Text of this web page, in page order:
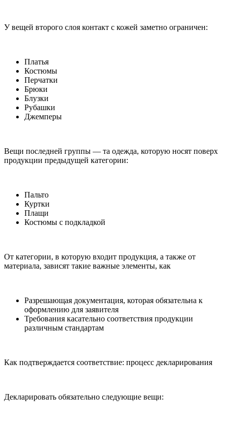
У вещей второго слоя контакт с кожей заметно ограничен:
Платья
Костюмы
Перчатки
Брюки
Блузки
Рубашки
Джемперы
Вещи последней группы — та одежда, которую носят поверх
продукции предыдущей категории:
Пальто
Куртки
Плащи
Костюмы с подкладкой
От категории, в которую входит продукция, а также от
материала, зависят такие важные элементы, как
Разрешающая документация, которая обязательна к
оформлению для заявителя
Требования касательно соответствия продукции
различным стандартам
Как подтверждается соответствие: процесс декларирования
Декларировать обязательно следующие вещи: